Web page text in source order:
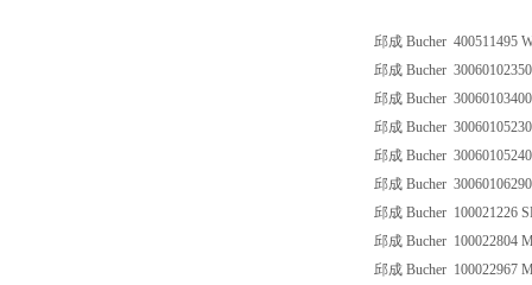
邱成 Bucher 400511495
邱成 Bucher
邱成 Bucher
邱成 Bucher
邱成 Bucher
邱成 Bucher
邱成 Bucher 100021226
邱成 Bucher 100022804
邱成 Bucher 100022967